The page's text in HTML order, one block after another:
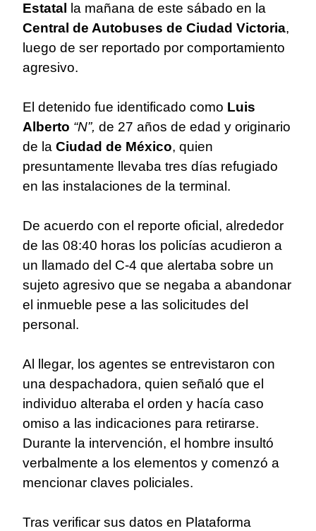
Estatal
la mañana de este sábado en la
Central de Autobuses de Ciudad Victoria,
luego de ser reportado por comportamiento
agresivo.
El detenido fue identificado como Luis
Alberto “N”, de 27 años de edad y originario
de la Ciudad de México, quien
presuntamente llevaba tres días refugiado
en las instalaciones de la terminal.
De acuerdo con el reporte oficial, alrededor
de las 08:40 horas los policías acudieron a
un llamado del C-4 que alertaba sobre un
sujeto agresivo que se negaba a abandonar
el inmueble pese a las solicitudes del
personal.
Al llegar, los agentes se entrevistaron con
una despachadora, quien señaló que el
individuo alteraba el orden y hacía caso
omiso a las indicaciones para retirarse.
Durante la intervención, el hombre insultó
verbalmente a los elementos y comenzó a
mencionar claves policiales.
Tras verificar sus datos en Plataforma